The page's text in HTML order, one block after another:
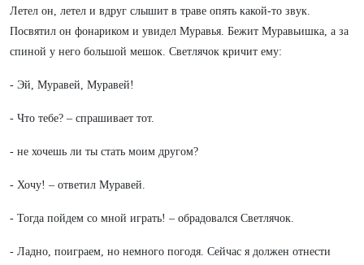
Летел он, летел и вдруг слышит в траве опять какой-то звук.
Посвятил он фонариком и увидел Муравья. Бежит Муравьишка, а за
спиной у него большой мешок. Светлячок кричит ему:
- Эй, Муравей, Муравей!
- Что тебе? – спрашивает тот.
- не хочешь ли ты стать моим другом?
- Хочу! – ответил Муравей.
- Тогда пойдем со мной играть! – обрадовался Светлячок.
- Ладно, поиграем, но немного погодя. Сейчас я должен отнести